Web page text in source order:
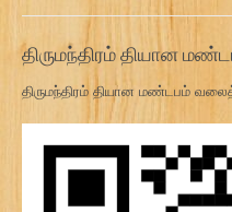
திருமந்திரம் தியான
திருமந்திரம் தியான மண்டபம்